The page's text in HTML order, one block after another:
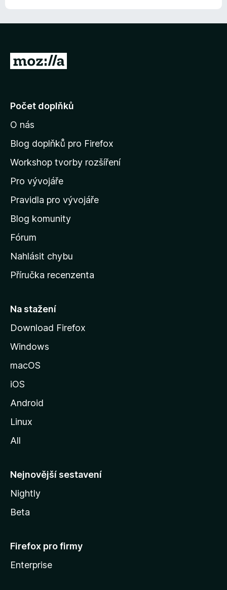
P
j
t
n
d
o
m
v
s
k
u
t
á
n
M
o
l
y
Počet doplňků
O nás
Blog doplňků pro Firefox
Workshop tvorby rozšíření
Pro vývojáře
Pravidla pro vývojáře
Blog komunity
Fórum
Nahlásit chybu
Příručka recenzenta
Na stažení
Download Firefox
Windows
macOS
iOS
Android
Linux
All
Nejnovější sestavení
Nightly
Beta
Firefox pro firmy
Enterprise